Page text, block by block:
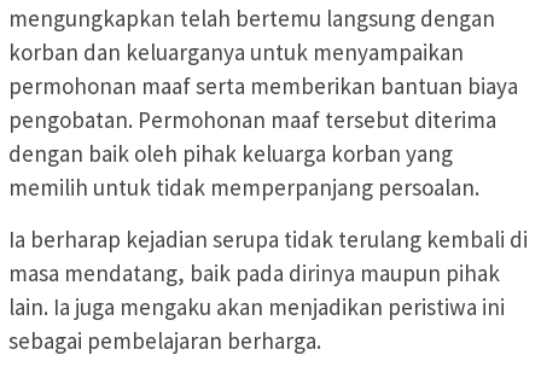
mengungkapkan telah bertemu langsung dengan
korban dan keluarganya untuk menyampaikan
permohonan maaf serta memberikan bantuan biaya
pengobatan. Permohonan maaf tersebut diterima
dengan baik oleh pihak keluarga korban yang
memilih untuk tidak memperpanjang persoalan.
Ia berharap kejadian serupa tidak terulang kembali di
masa mendatang, baik pada dirinya maupun pihak
lain. Ia juga mengaku akan menjadikan peristiwa ini
sebagai pembelajaran berharga.